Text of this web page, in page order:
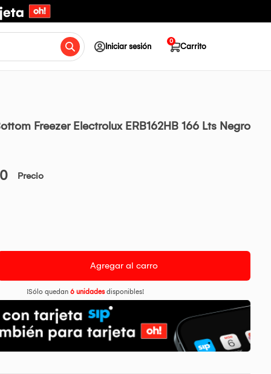
Iniciar sesión Carrito
0
Freezer Electrolux ERB162HB 166 Lts Negro
Precio
Agregar al carro
¡Sólo quedan 6 unidadesdisponibles!